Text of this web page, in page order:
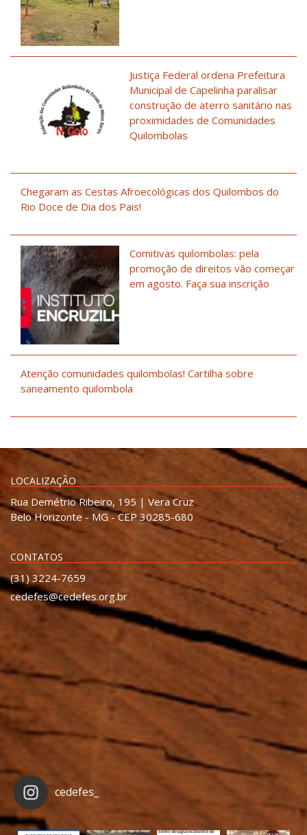
Justiça Federal ordena Prefeitura
Municipal de Capelinha paralisar
construção de aterro sanitário nas
proximidades de Comunidades
Quilombolas
Chegaram as Cestas Afroecológicas dos Quilombos do
Rio Doce de Dia dos Pais!
Comitivas quilombolas: pela
promoção de direitos vão começar
em agosto. Faça sua inscrição
Atenção comunidades quilombolas! Cartilha sobre
saneamento quilombola
LOCALIZAÇÃO
Rua Demétrio Ribeiro, 195 | Vera Cruz
Belo Horizonte - MG - CEP 30285-680
CONTATOS
(31) 3224-7659
cedefes@cedefes.org.br
cedefes_